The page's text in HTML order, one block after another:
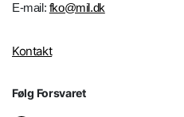
E-mail: fko@mil.dk
Kontakt
Følg Forsvaret